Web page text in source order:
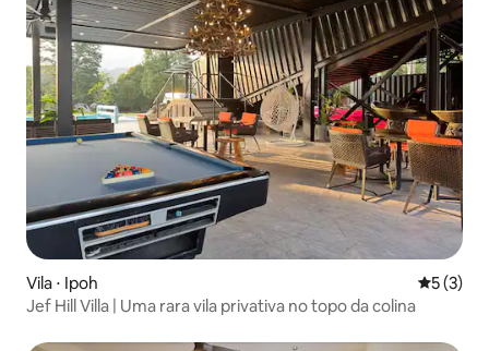
Vila ⋅ Ipoh 5 de
5 (3)
Jef Hill Villa | Uma rara vila privativa no topo da colina